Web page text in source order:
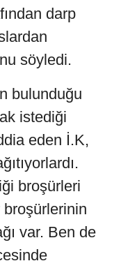
darp
söyledi.
bulunduğu
istediği
eden İ.K,
broşürleri
broşürlerinin
var. Ben de